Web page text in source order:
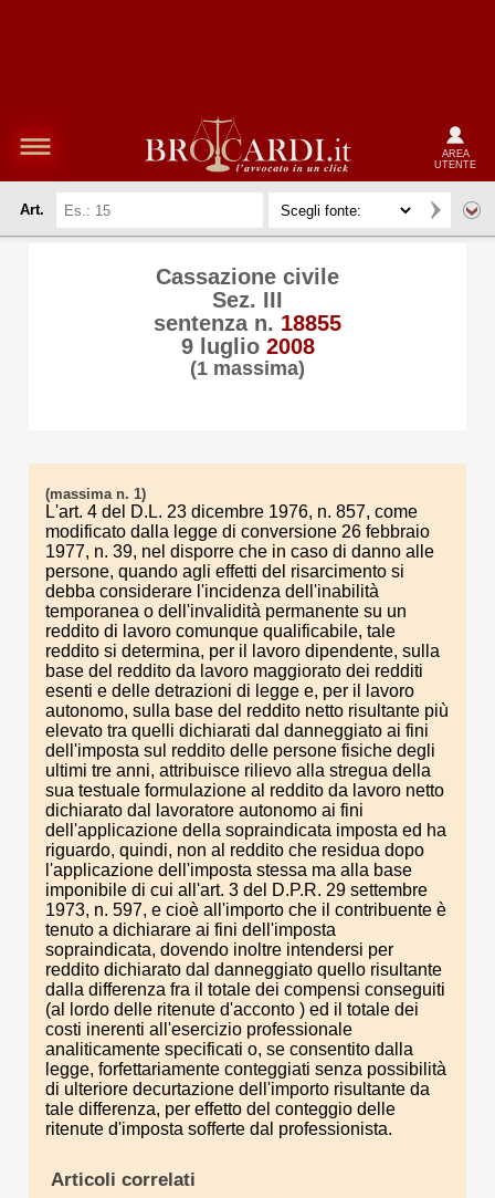
AREA
UTENTE
Art.
Cassazione civile
Sez. III
sentenza n. 18855
9 luglio 2008
(1 massima)
(massima n. 1)
L'art. 4 del D.L. 23 dicembre 1976, n. 857, come
modificato dalla legge di conversione 26 febbraio
1977, n. 39, nel disporre che in caso di danno alle
persone, quando agli effetti del risarcimento si
debba considerare l'incidenza dell'inabilità
temporanea o dell'invalidità permanente su un
reddito di lavoro comunque qualificabile, tale
reddito si determina, per il lavoro dipendente, sulla
base del reddito da lavoro maggiorato dei redditi
esenti e delle detrazioni di legge e, per il lavoro
autonomo, sulla base del reddito netto risultante più
elevato tra quelli dichiarati dal danneggiato ai fini
dell'imposta sul reddito delle persone fisiche degli
ultimi tre anni, attribuisce rilievo alla stregua della
sua testuale formulazione al reddito da lavoro netto
dichiarato dal lavoratore autonomo ai fini
dell'applicazione della sopraindicata imposta ed ha
riguardo, quindi, non al reddito che residua dopo
l'applicazione dell'imposta stessa ma alla base
imponibile di cui all'art. 3 del D.P.R. 29 settembre
1973, n. 597, e cioè all'importo che il contribuente è
tenuto a dichiarare ai fini dell'imposta
sopraindicata, dovendo inoltre intendersi per
reddito dichiarato dal danneggiato quello risultante
dalla differenza fra il totale dei compensi conseguiti
(al lordo delle ritenute d'acconto ) ed il totale dei
costi inerenti all'esercizio professionale
analiticamente specificati o, se consentito dalla
legge, forfettariamente conteggiati senza possibilità
di ulteriore decurtazione dell'importo risultante da
tale differenza, per effetto del conteggio delle
ritenute d'imposta sofferte dal professionista.
Articoli correlati